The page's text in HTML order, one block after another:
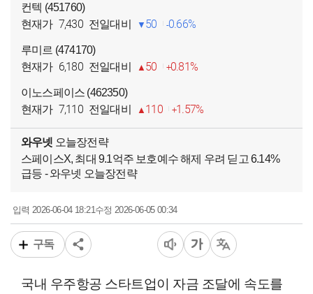
컨텍 (451760)
현재가 7,430 전일대비 50 0.66%
루미르 (474170)
현재가 6,180 전일대비 50 0.81%
이노스페이스 (462350)
현재가 7,110 전일대비 110 1.57%
와우넷 오늘장전략
스페이스X, 최대 9.1억주 보호예수 해제 우려 딛고 6.14%
급등 - 와우넷 오늘장전략
입력2026-06-04 18:21수정 2026-06-05 00:34
구독
국내 우주항공 스타트업이 자금 조달에 속도를